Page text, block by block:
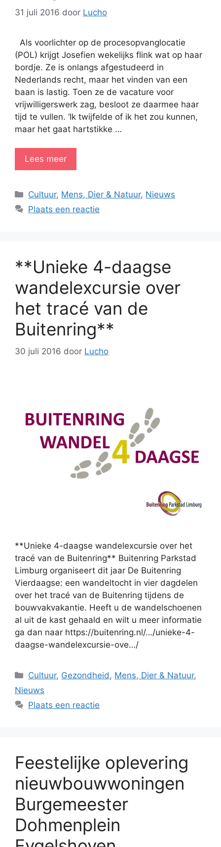
31 juli 2016 door Lucho
Als voorlichter op de procesopvanglocatie
(POL) krijgt Josefien wekelijks flink wat op haar
bordje. Ze is onlangs afgestudeerd in
Nederlands recht, maar het vinden van een
baan is lastig. Toen ze de vacature voor
vrijwilligerswerk zag, besloot ze daarmee haar
tijd te vullen. ‘Ik twijfelde of ik het zou kunnen,
maar het gaat hartstikke …
Lees meer
Categorieën
Cultuur, Mens, Dier & Natuur, Nieuws
Plaats een reactie
**Unieke 4-daagse
wandelexcursie over
het tracé van de
Buitenring**
30 juli 2016 door Lucho
**Unieke 4-daagse wandelexcursie over het
tracé van de Buitenring** Buitenring Parkstad
Limburg organiseert dit jaar De Buitenring
Vierdaagse: een wandeltocht in vier dagdelen
over het tracé van de Buitenring tijdens de
bouwvakvakantie. Heeft u de wandelschoenen
al uit de kast gehaald en wilt u meer informatie
ga dan naar https://buitenring.nl/…/unieke-4-
daagse-wandelexcursie-ove…/
Categorieën
Cultuur, Gezondheid , Mens, Dier & Natuur,
Nieuws
Plaats een reactie
Feestelijke oplevering
nieuwbouwwoningen
Burgemeester
Dohmenplein